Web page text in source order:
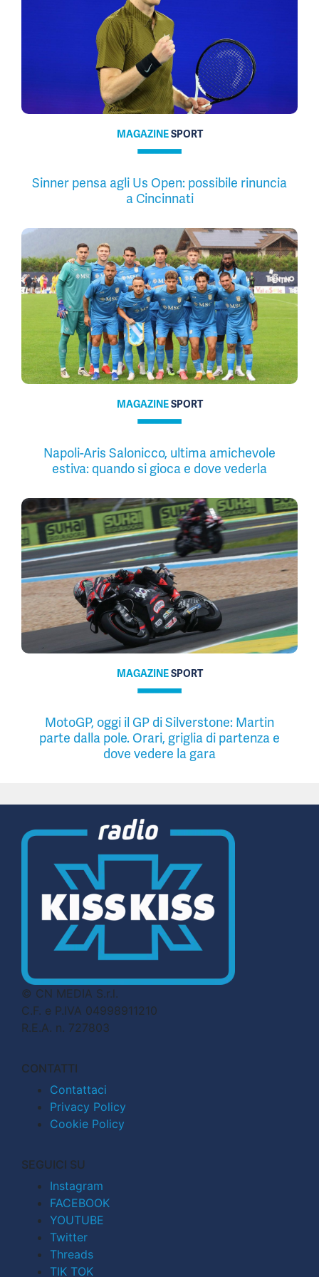
MAGAZINESPORT
Sinner pensa agli Us Open: possibile rinuncia
a Cincinnati
MAGAZINESPORT
Napoli-Aris Salonicco, ultima amichevole
estiva: quando si gioca e dove vederla
MAGAZINESPORT
MotoGP, oggi il GP di Silverstone: Martin
parte dalla pole. Orari, griglia di partenza e
dove vedere la gara
© CN MEDIA S.r.l.
C.F. e P.IVA 04998911210
R.E.A. n. 727803
CONTATTI
Contattaci
Privacy Policy
Cookie Policy
SEGUICI SU
Instagram
FACEBOOK
YOUTUBE
Twitter
Threads
TIK TOK